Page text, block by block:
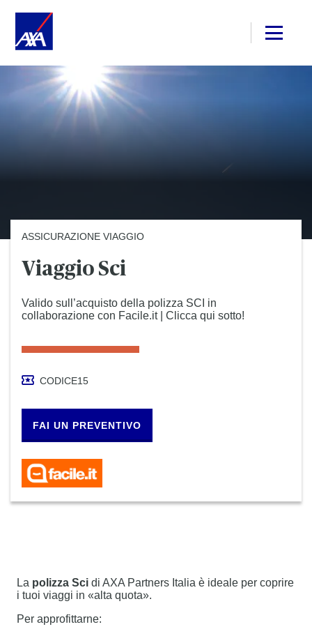
ASSICURAZIONE VIAGGIO
Viaggio Sci
Valido sull’acquisto della polizza SCI in
collaborazione con Facile.it | Clicca qui sotto!
CODICE15
FAI UN PREVENTIVO
La polizza Sci di AXA Partners Italia è ideale per coprire
i tuoi viaggi in «alta quota».
Per approfittarne: